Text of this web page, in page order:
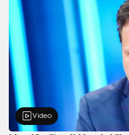
Video